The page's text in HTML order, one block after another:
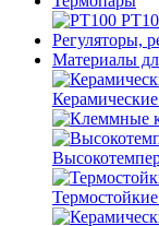
Регуляторы,
Материалы